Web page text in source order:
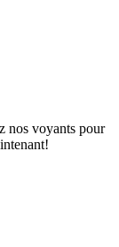
nos voyants pour